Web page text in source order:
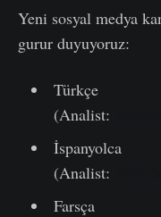
Yeni sosyal medya
gurur duyuyoruz:
Türkçe
(Analist:
İspanyolca
(Analist:
Farsça